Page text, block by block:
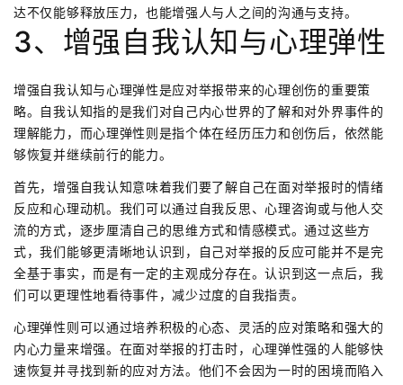
达不仅能够释放压力，也能增强人与人之间的沟通与支持。
3、增强自我认知与心理弹性
增强自我认知与心理弹性是应对举报带来的心理创伤的重要策
略。自我认知指的是我们对自己内心世界的了解和对外界事件的
理解能力，而心理弹性则是指个体在经历压力和创伤后，依然能
够恢复并继续前行的能力。
首先，增强自我认知意味着我们要了解自己在面对举报时的情绪
反应和心理动机。我们可以通过自我反思、心理咨询或与他人交
流的方式，逐步厘清自己的思维方式和情感模式。通过这些方
式，我们能够更清晰地认识到，自己对举报的反应可能并不是完
全基于事实，而是有一定的主观成分存在。认识到这一点后，我
们可以更理性地看待事件，减少过度的自我指责。
心理弹性则可以通过培养积极的心态、灵活的应对策略和强大的
内心力量来增强。在面对举报的打击时，心理弹性强的人能够快
速恢复并寻找到新的应对方法。他们不会因为一时的困境而陷入